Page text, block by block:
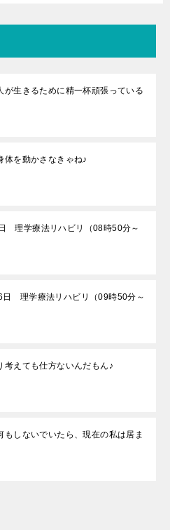
が生きるために精一杯頑張っている
体を動かさなきゃね♪
理学療法リハビリ（08時50分～
理学療法リハビリ（09時50分～
考えても仕方ないんだもん♪
もしないでいたら、現在の私は居ま